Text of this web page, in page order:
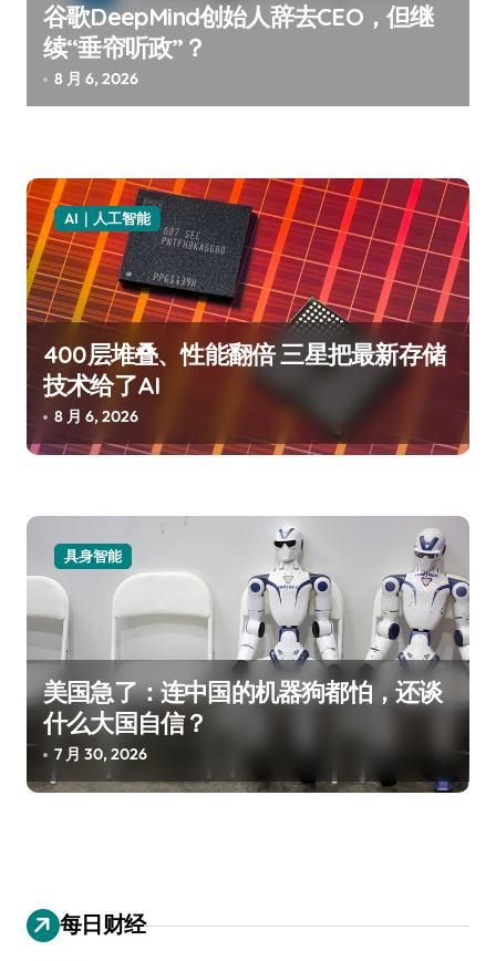
谷歌DeepMind创始人辞去CEO，但继
续“垂帘听政”？
8 月 6, 2026
AI｜人工智能
400层堆叠、性能翻倍 三星把最新存储
技术给了AI
8 月 6, 2026
具身智能
美国急了：连中国的机器狗都怕，还谈
什么大国自信？
7 月 30, 2026
每日财经